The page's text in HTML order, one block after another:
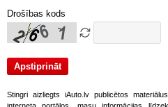
Drošības kods
Stingri aizliegts iAuto.lv publicētos